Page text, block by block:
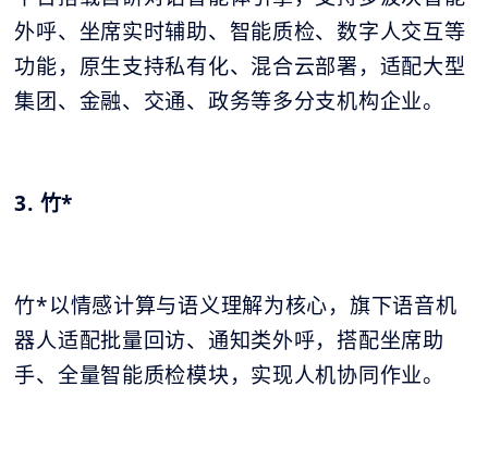
外呼、坐席实时辅助、智能质检、数字人交互等
功能，原生支持私有化、混合云部署，适配大型
集团、金融、交通、政务等多分支机构企业。
3. 竹*
竹*以情感计算与语义理解为核心，旗下语音机
器人适配批量回访、通知类外呼，搭配坐席助
手、全量智能质检模块，实现人机协同作业。